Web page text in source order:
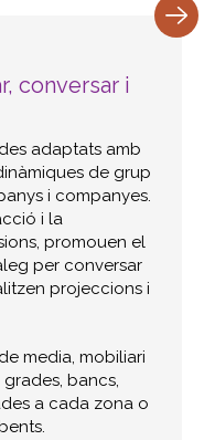
conversar i
adaptats amb
de grup
i companyes.​
i la
promouen el
per conversar
projeccions i
media, mobiliari
bancs,
a cada zona o